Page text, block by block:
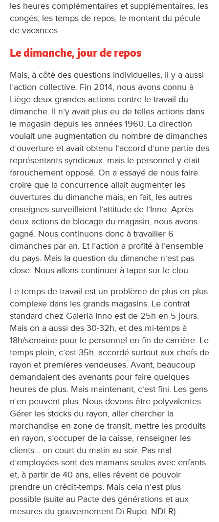
les heures complémentaires et supplémentaires, les
congés, les temps de repos, le montant du pécule
de vacances...
Le dimanche, jour de repos
Mais, à côté des questions individuelles, il y a aussi
l’action collective. Fin 2014, nous avons connu à
Liège deux grandes actions contre le travail du
dimanche. Il n’y avait plus eu de telles actions dans
le magasin depuis les années 1960. La direction
voulait une augmentation du nombre de dimanches
d’ouverture et avait obtenu l’accord d’une partie des
représentants syndicaux, mais le personnel y était
farouchement opposé. On a essayé de nous faire
croire que la concurrence allait augmenter les
ouvertures du dimanche mais, en fait, les autres
enseignes surveillaient l’attitude de l’Inno. Après
deux actions de blocage du magasin, nous avons
gagné. Nous continuons donc à travailler 6
dimanches par an. Et l’action a profité à l’ensemble
du pays. Mais la question du dimanche n’est pas
close. Nous allons continuer à taper sur le clou.
Le temps de travail est un problème de plus en plus
complexe dans les grands magasins. Le contrat
standard chez Galeria Inno est de 25h en 5 jours.
Mais on a aussi des 30-32h, et des mi-temps à
18h/semaine pour le personnel en fin de carrière. Le
temps plein, c’est 35h, accordé surtout aux chefs de
rayon et premières vendeuses. Avant, beaucoup
demandaient des avenants pour faire quelques
heures de plus. Mais maintenant, c’est fini. Les gens
n’en peuvent plus. Nous devons être polyvalentes.
Gérer les stocks du rayon, aller chercher la
marchandise en zone de transit, mettre les produits
en rayon, s’occuper de la caisse, renseigner les
clients… on court du matin au soir. Pas mal
d’employées sont des mamans seules avec enfants
et, à partir de 40 ans, elles rêvent de pouvoir
prendre un crédit-temps. Mais cela n’est plus
possible (suite au Pacte des générations et aux
mesures du gouvernement Di Rupo, NDLR).